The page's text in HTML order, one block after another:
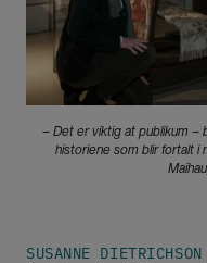
– Det er viktig at publikum –
historiene som blir fortalt i
SUSANNE DIETRICHSON